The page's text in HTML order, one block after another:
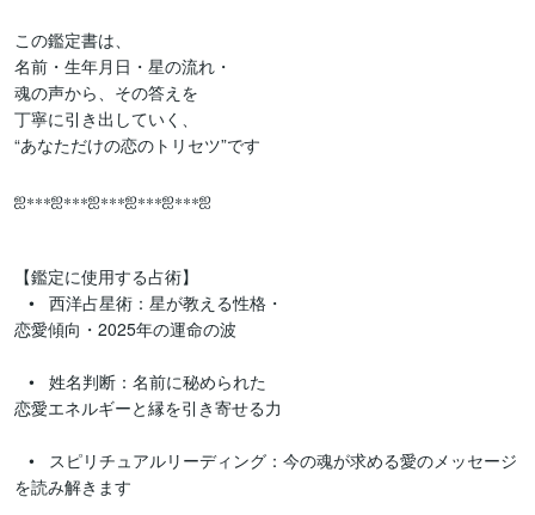
この鑑定書は、
名前・生年月日・星の流れ・
魂の声から、その答えを
丁寧に引き出していく、
“あなただけの恋のトリセツ”です
ஐ⁎⁎⁎ஐ⁎⁎⁎ஐ⁎⁎⁎ஐ⁎⁎⁎ஐ⁎⁎⁎ஐ
【鑑定に使用する占術】
•   西洋占星術：星が教える性格・
恋愛傾向・2025年の運命の波
•   姓名判断：名前に秘められた
恋愛エネルギーと縁を引き寄せる力
•   スピリチュアルリーディング：今の魂が求める愛のメッセージ
を読み解きます